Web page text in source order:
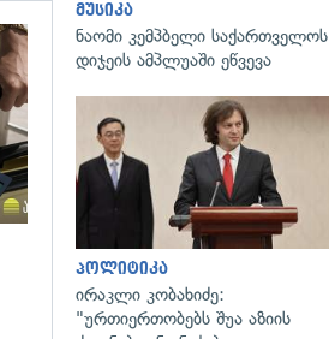
მუსიკა
ნაომი კემპბელი საქართველოს
დიჯეის ამპლუაში ეწვევა
პოლიტიკა
ირაკლი კობახიძე:
"ურთიერთობებს შუა აზიის